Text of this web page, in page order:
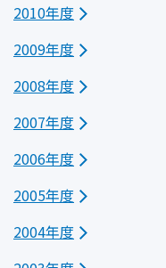
2010年度
2009年度
2008年度
2007年度
2006年度
2005年度
2004年度